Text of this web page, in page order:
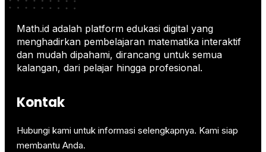
Math.id adalah platform edukasi digital yang
menghadirkan pembelajaran matematika interaktif
dan mudah dipahami, dirancang untuk semua
kalangan, dari pelajar hingga profesional.
Kontak
Hubungi kami untuk informasi selengkapnya. Kami siap
membantu Anda.